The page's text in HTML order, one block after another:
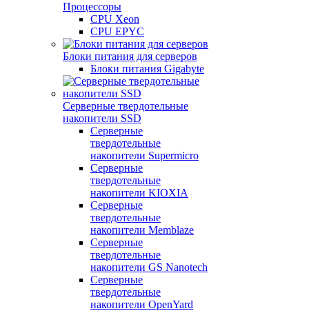
Процессоры
CPU Xeon
CPU EPYC
Блоки питания для серверов
Блоки питания Gigabyte
Серверные твердотельные
накопители SSD
Cерверные
твердотельные
накопители Supermicro
Cерверные
твердотельные
накопители KIOXIA
Cерверные
твердотельные
накопители Memblaze
Cерверные
твердотельные
накопители GS Nanotech
Серверные
твердотельные
накопители OpenYard